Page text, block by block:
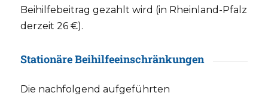
Beihilfebeitrag gezahlt wird (in Rheinland-Pfalz
derzeit 26 €).
Stationäre Beihilfeeinschränkungen
Die nachfolgend aufgeführten